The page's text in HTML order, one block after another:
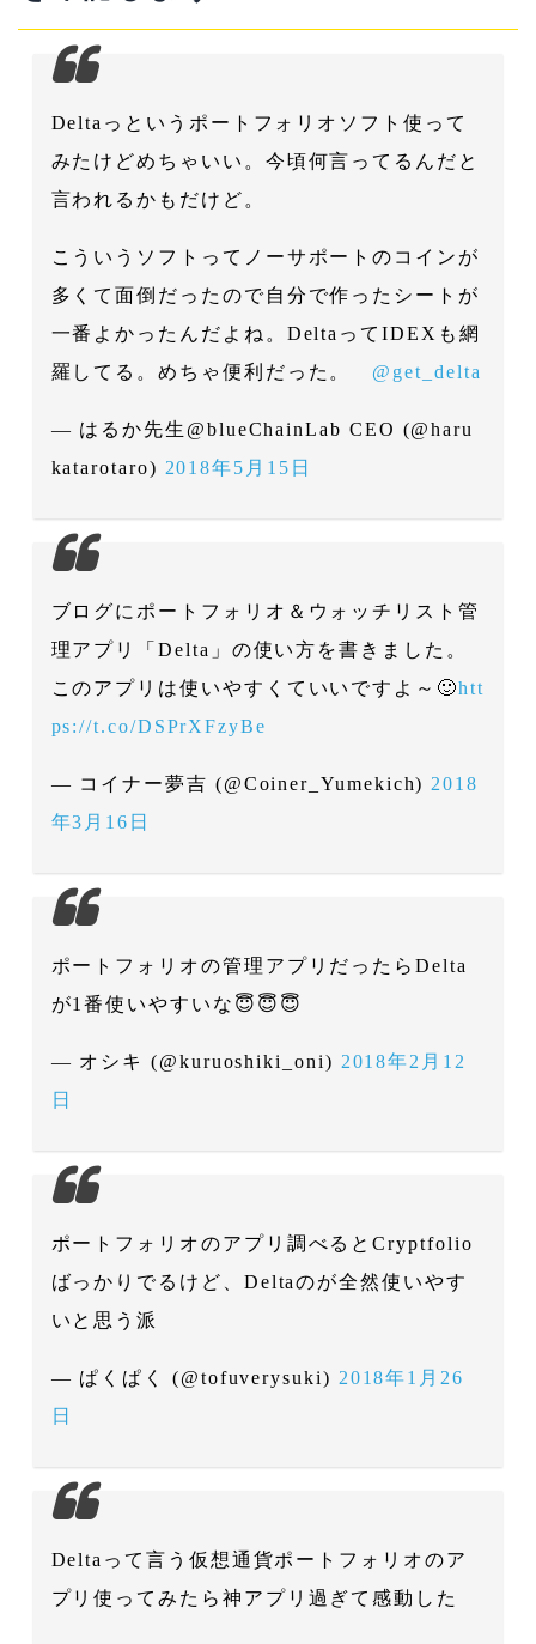
Deltaっというポートフォリオソフト使って
みたけどめちゃいい。今頃何言ってるんだと
言われるかもだけど。
こういうソフトってノーサポートのコインが
多くて面倒だったので自分で作ったシートが
一番よかったんだよね。DeltaってIDEXも網
羅してる。めちゃ便利だった。 @get_delta
— はるか先生@blueChainLab CEO (@haru
katarotaro) 2018年5月15日
ブログにポートフォリオ＆ウォッチリスト管
理アプリ「Delta」の使い方を書きました。
このアプリは使いやすくていいですよ～🙂htt
ps://t.co/DSPrXFzyBe
— コイナー夢吉 (@Coiner_Yumekich)2018
年3月16日
ポートフォリオの管理アプリだったらDelta
が1番使いやすいな😇😇😇
— オシキ (@kuruoshiki_oni) 2018年2月12
日
ポートフォリオのアプリ調べるとCryptfolio
ばっかりでるけど、Deltaのが全然使いやす
いと思う派
— ぱくぱく (@tofuverysuki) 2018年1月26
日
Deltaって言う仮想通貨ポートフォリオのア
プリ使ってみたら神アプリ過ぎて感動した